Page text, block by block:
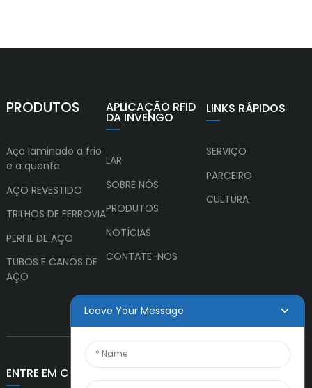
PRODUTOS
Aço laminado a frio
e a quente
AÇO REVESTIDO
TRILHOS DE FERROVIA
PERFIL DE AÇO
TUBOS E CANOS DE
AÇO
APLICAÇÃO RFID
DA INVENGO
LAR
SOBRE NÓS
PRODUTOS
NOTÍCIAS
CONTATE-NOS
LINKS RÁPIDOS
SERVIÇO
PARCEIRO
CULTURA
ENTRE EM CONTATO CONOSCO
Leave Your Message